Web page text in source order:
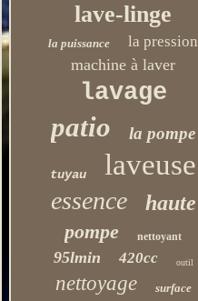
lave-linge
la puissance la pression
machine à laver
lavage
patio la pompe
tuyau laveuse
essence haute
pompe nettoyant
95lmin 420cc outil
nettoyage surface